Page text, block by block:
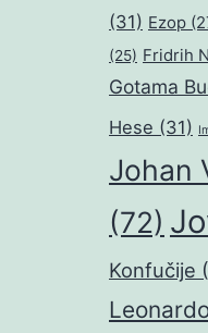
(31) Ezop
(25) Fridrih
Gotama
Hese (31)
Johan
(72)
Konfučije